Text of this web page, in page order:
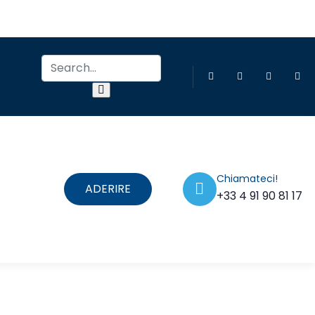
ADERIRE
Chiamateci!
+33 4 91 90 81 17